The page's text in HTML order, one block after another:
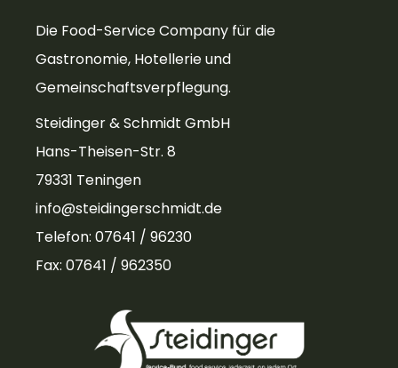
Die Food-Service Company für die
Gastronomie, Hotellerie und
Gemeinschaftsverpflegung.
Steidinger & Schmidt GmbH
Hans-Theisen-Str. 8
79331 Teningen
info@steidingerschmidt.de
Telefon: 07641 / 96230
Fax: 07641 / 962350